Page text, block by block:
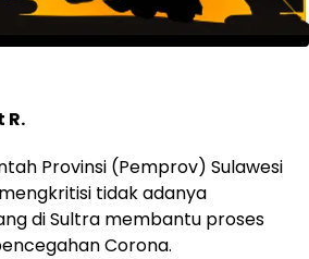
R.
Provinsi (Pemprov) Sulawesi
tidak adanya
di Sultra membantu proses
Corona.